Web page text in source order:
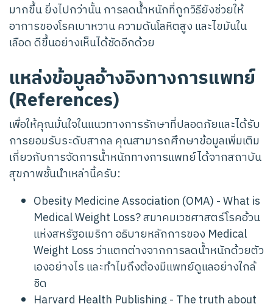
มากขึ้น ยิ่งไปกว่านั้น การลดน้ำหนักที่ถูกวิธียังช่วยให้
อาการของโรคเบาหวาน ความดันโลหิตสูง และไขมันใน
เลือด ดีขึ้นอย่างเห็นได้ชัดอีกด้วย
แหล่งข้อมูลอ้างอิงทางการแพทย์
(References)
เพื่อให้คุณมั่นใจในแนวทางการรักษาที่ปลอดภัยและได้รับ
การยอมรับระดับสากล คุณสามารถศึกษาข้อมูลเพิ่มเติม
เกี่ยวกับการจัดการน้ำหนักทางการแพทย์ได้จากสถาบัน
สุขภาพชั้นนำเหล่านี้ครับ:
Obesity Medicine Association (OMA) - What is
Medical Weight Loss?สมาคมเวชศาสตร์โรคอ้วน
แห่งสหรัฐอเมริกา อธิบายหลักการของ Medical
Weight Loss ว่าแตกต่างจากการลดน้ำหนักด้วยตัว
เองอย่างไร และทำไมถึงต้องมีแพทย์ดูแลอย่างใกล้
ชิด
Harvard Health Publishing - The truth about